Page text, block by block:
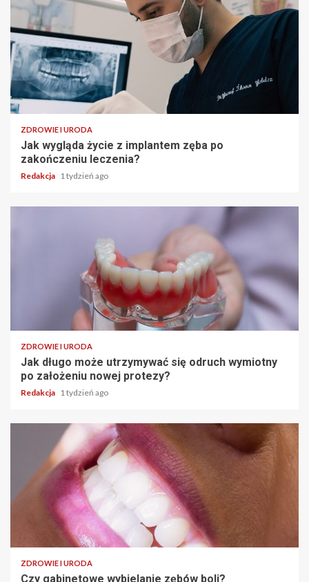
ZDROWIE I URODA
Jak wygląda życie z implantem zęba po
zakończeniu leczenia?
Redakcja 1 tydzień ago
ZDROWIE I URODA
Jak długo może utrzymywać się odruch wymiotny
po założeniu nowej protezy?
Redakcja 1 tydzień ago
ZDROWIE I URODA
Czy gabinetowe wybielanie zębów boli?